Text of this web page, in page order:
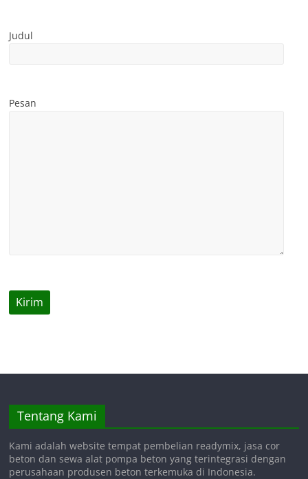
Judul
Pesan
Tentang Kami
Kami adalah website tempat pembelian readymix, jasa cor
beton dan sewa alat pompa beton yang terintegrasi dengan
perusahaan produsen beton terkemuka di Indonesia.